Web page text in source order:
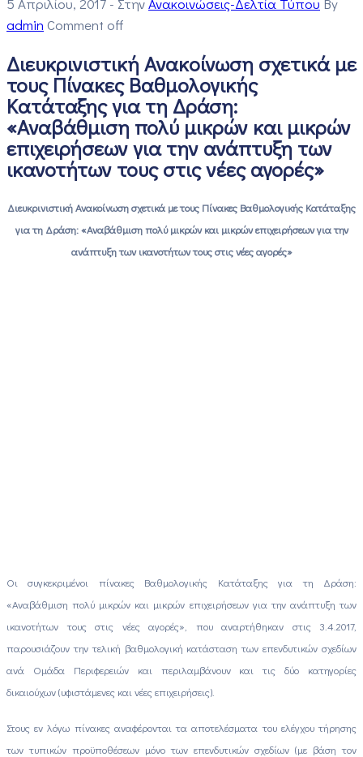
admin Comment off
Διευκρινιστική Ανακοίνωση σχετικά με
τους Πίνακες Βαθμολογικής
Κατάταξης για τη Δράση:
«Αναβάθμιση πολύ μικρών και μικρών
επιχειρήσεων για την ανάπτυξη των
ικανοτήτων τους στις νέες αγορές»
Διευκρινιστική Ανακοίνωση σχετικά με τους Πίνακες Βαθμολογικής Κατάταξης
για τη Δράση: «Αναβάθμιση πολύ μικρών και μικρών επιχειρήσεων για την
ανάπτυξη των ικανοτήτων τους στις νέες αγορές»
Οι συγκεκριμένοι πίνακες Βαθμολογικής Κατάταξης για τη Δράση:
«Αναβάθμιση πολύ μικρών και μικρών επιχειρήσεων για την ανάπτυξη των
ικανοτήτων τους στις νέες αγορές», που αναρτήθηκαν στις 3.4.2017,
παρουσιάζουν την τελική βαθμολογική κατάσταση των επενδυτικών σχεδίων
ανά Ομάδα Περιφερειών και περιλαμβάνουν και τις δύο κατηγορίες
δικαιούχων (υφιστάμενες και νέες επιχειρήσεις).
Στους εν λόγω πίνακες αναφέρονται τα αποτελέσματα του ελέγχου τήρησης
των τυπικών προϋποθέσεων μόνο των επενδυτικών σχεδίων (με βάση τον